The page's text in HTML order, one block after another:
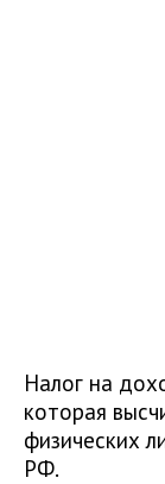
Налог на
которая
физических
РФ.